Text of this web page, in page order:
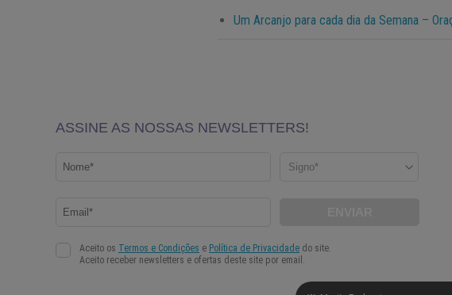
Um Arcanjo para cada dia da Semana –